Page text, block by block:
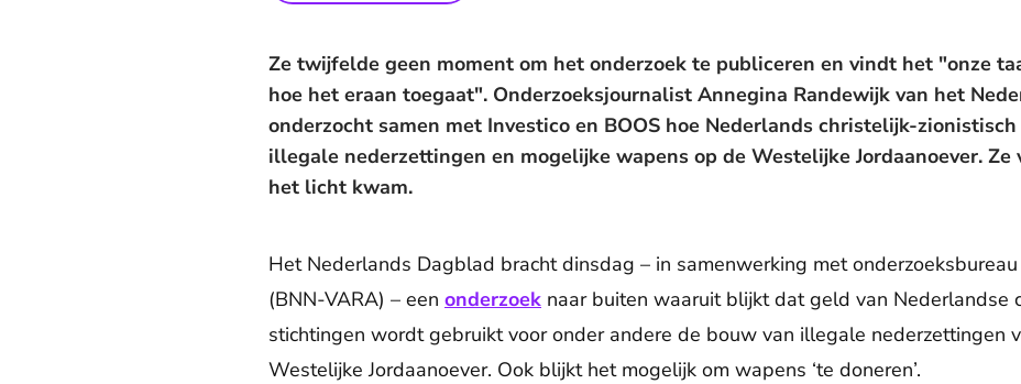
Ze twijfelde geen moment om het onderzoek te publiceren en vindt het "onze
hoe het eraan toegaat". Onderzoeksjournalist Annegina Randewijk van het
onderzocht samen met Investico en BOOS hoe Nederlands christelijk-
illegale nederzettingen en mogelijke wapens op de Westelijke Jordaanoever.
het licht kwam.
Het Nederlands Dagblad bracht dinsdag – in samenwerking met
(BNN-VARA) – een onderzoek naar buiten waaruit blijkt dat geld van Nederlandse
stichtingen wordt gebruikt voor onder andere de bouw van illegale nederzettingen
Westelijke Jordaanoever. Ook blijkt het mogelijk om wapens ‘te doneren’.